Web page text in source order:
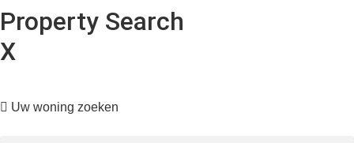
Property Search
X
Uw woning zoeken